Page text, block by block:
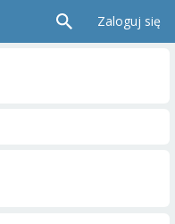
Zaloguj się